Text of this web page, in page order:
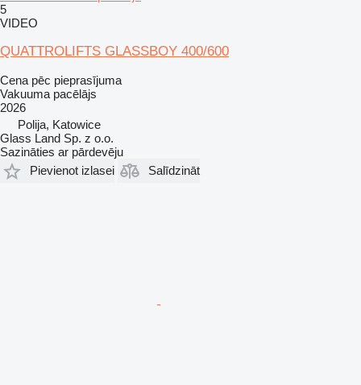
5
VIDEO
QUATTROLIFTS GLASSBOY 400/600
Cena pēc pieprasījuma
Vakuuma pacēlājs
2026
Polija, Katowice
Glass Land Sp. z o.o.
Sazināties ar pārdevēju
Pievienot izlasei
Salīdzināt